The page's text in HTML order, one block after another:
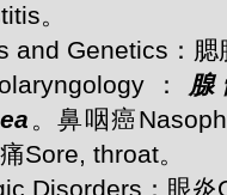
。
and Genetics：
：
腺
。鼻咽癌
Sore, throat。
Disorders：眼炎